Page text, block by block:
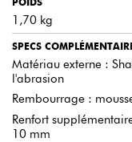
1,70 kg
SPECS
Matériau externe :
l'abrasion
Rembourrage :
Renfort
10 mm